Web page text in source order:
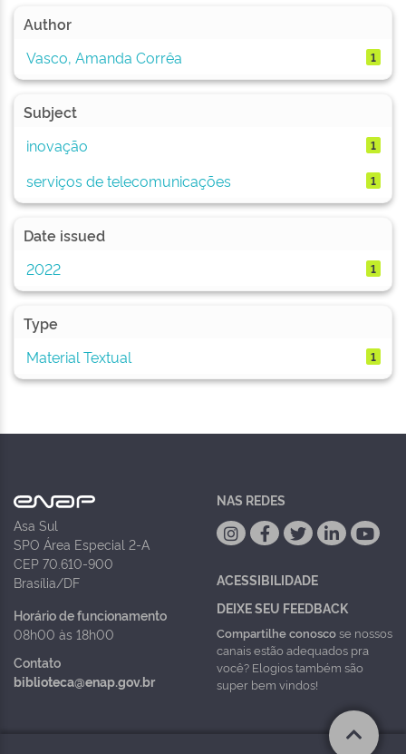
Author
Vasco, Amanda Corrêa
1
Subject
inovação
1
serviços de telecomunicações 1
Date issued
2022
1
Type
Material Textual
1
Asa Sul
SPO Área Especial 2-A
CEP 70.610-900
Brasília/DF
Horário de funcionamento
08h00 às 18h00
Contato
biblioteca@enap.gov.br
NAS REDES
ACESSIBILIDADE
DEIXE SEU FEEDBACK
Compartilhe conoscose nossos
canais estão adequados pra
você? Elogios também são
super bem vindos!